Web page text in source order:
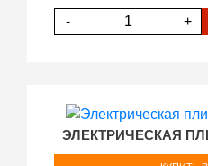
- +
ЭЛЕКТРИЧЕСКАЯ